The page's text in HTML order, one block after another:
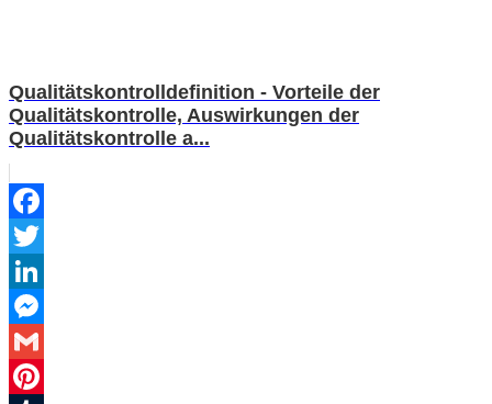
Qualitätskontrolldefinition - Vorteile der
Qualitätskontrolle, Auswirkungen der
Qualitätskontrolle a...
Facebook
Twitter
LinkedIn
Messenger
Gmail